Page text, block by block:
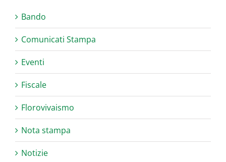
Bando
Comunicati Stampa
Eventi
Fiscale
Florovivaismo
Nota stampa
Notizie